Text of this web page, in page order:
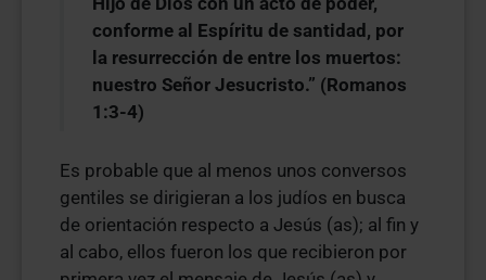
conforme al Espíritu de santidad, por
la resurrección de entre los muertos:
nuestro Señor Jesucristo.” (Romanos
1:3-4)
Es probable que al menos unos conversos
gentiles se dirigieran a los judíos en busca
de orientación respecto a Jesús (as); al fin y
al cabo, ellos fueron los que recibieron por